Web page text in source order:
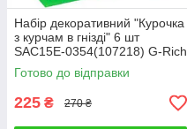
Набір декоративний "Курочка
з курчам в гнізді" 6 шт
SAC15E-0354(107218) G-Rich
Готово до відправки
225 ₴ 270 ₴